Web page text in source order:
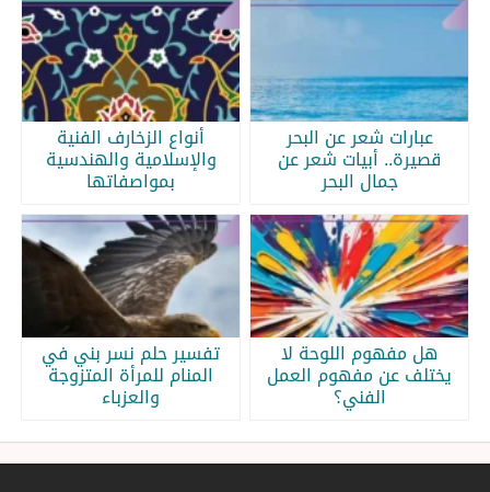
عبارات شعر عن البحر
قصيرة.. أبيات شعر عن
جمال البحر
أنواع الزخارف الفنية
والإسلامية والهندسية
بمواصفاتها
هل مفهوم اللوحة لا
يختلف عن مفهوم العمل
الفني؟
تفسير حلم نسر بني في
المنام للمرأة المتزوجة
والعزباء